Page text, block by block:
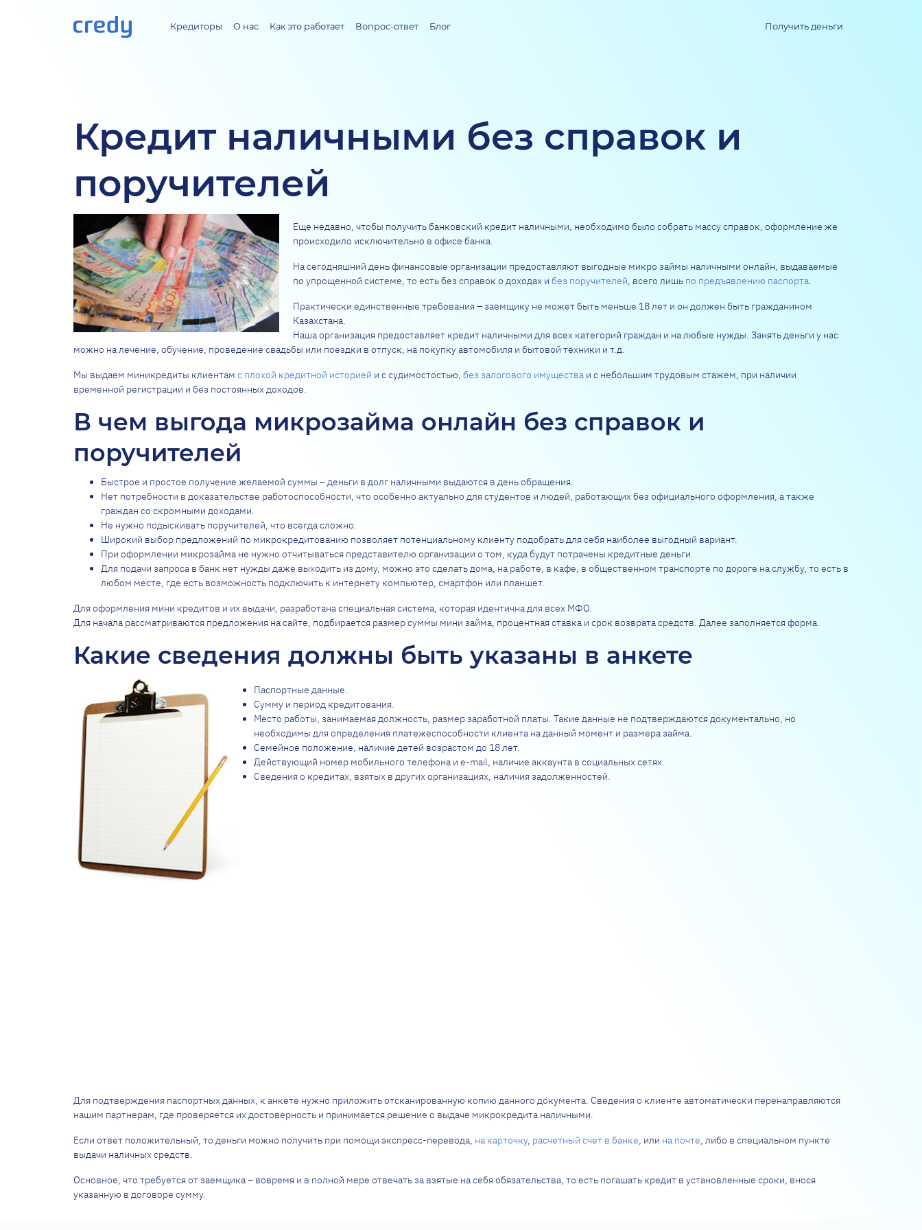
Кредиторы О нас Как это работает Вопрос-ответ Блог Получить деньги
Кредит наличными без справок и
поручителей
Еще недавно, чтобы получить банковский кредит наличными, необходимо было собрать массу справок, оформление же
происходило исключительно в офисе банка.
На сегодняшний день финансовые организации предоставляют выгодные микро займы наличными онлайн, выдаваемые
по упрощенной системе, то есть без справок о доходах и без поручителей, всего лишь по предъявлению паспорта.
Практически единственные требования – заемщику не может быть меньше 18 лет и он должен быть гражданином
Казахстана.
Наша организация предоставляет кредит наличными для всех категорий граждан и на любые нужды. Занять деньги у нас
можно на лечение, обучение, проведение свадьбы или поездки в отпуск, на покупку автомобиля и бытовой техники и т.д.
Мы выдаем миникредиты клиентам с плохой кредитной историей и с судимостостью, без залогового имущества и с небольшим трудовым стажем, при наличии
временной регистрации и без постоянных доходов.
В чем выгода микрозайма онлайн без справок и
поручителей
Быстрое и простое получение желаемой суммы – деньги в долг наличными выдаются в день обращения.
Нет потребности в доказательстве работоспособности, что особенно актуально для студентов и людей, работающих без официального оформления, а также
граждан со скромными доходами.
Не нужно подыскивать поручителей, что всегда сложно.
Широкий выбор предложений по микрокредитованию позволяет потенциальному клиенту подобрать для себя наиболее выгодный вариант.
При оформлении микрозайма не нужно отчитываться представителю организации о том, куда будут потрачены кредитные деньги.
Для подачи запроса в банк нет нужды даже выходить из дому, можно это сделать дома, на работе, в кафе, в общественном транспорте по дороге на службу, то есть в
любом месте, где есть возможность подключить к интернету компьютер, смартфон или планшет.
Для оформления мини кредитов и их выдачи, разработана специальная система, которая идентична для всех МФО.
Для начала рассматриваются предложения на сайте, подбирается размер суммы мини займа, процентная ставка и срок возврата средств. Далее заполняется форма.
Какие сведения должны быть указаны в анкете
Паспортные данные.
Сумму и период кредитования.
Место работы, занимаемая должность, размер заработной платы. Такие данные не подтверждаются документально, но
необходимы для определения платежеспособности клиента на данный момент и размера займа.
Семейное положение, наличие детей возрастом до 18 лет.
Действующий номер мобильного телефона и e-mail, наличие аккаунта в социальных сетях.
Сведения о кредитах, взятых в других организациях, наличия задолженностей.
Для подтверждения паспортных данных, к анкете нужно приложить отсканированную копию данного документа. Сведения о клиенте автоматически перенаправляются
нашим партнерам, где проверяется их достоверность и принимается решение о выдаче микрокредита наличными.
Если ответ положительный, то деньги можно получить при помощи экспресс-перевода, на карточку, расчетный счет в банке, или на почте, либо в специальном пункте
выдачи наличных средств.
Основное, что требуется от заемщика – вовремя и в полной мере отвечать за взятые на себя обязательства, то есть погашать кредит в установленные сроки, внося
указанную в договоре сумму.